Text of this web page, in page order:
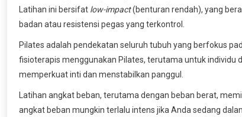
Latihan ini bersifat low-impact(benturan rendah), yang
badan atau resistensi pegas yang terkontrol.
Pilates adalah pendekatan seluruh tubuh yang berfokus
fisioterapis menggunakan Pilates, terutama untuk individu
memperkuat inti dan menstabilkan panggul.
Latihan angkat beban, terutama dengan beban berat,
angkat beban mungkin terlalu intens jika Anda sedang